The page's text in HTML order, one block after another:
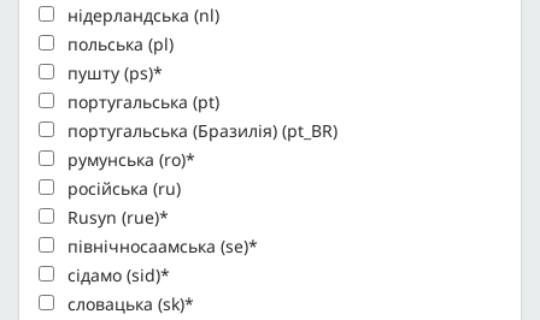
нідерландська (nl)
польська (pl)
пушту (ps)*
португальська (pt)
португальська (Бразилія) (pt_BR)
румунська (ro)*
російська (ru)
Rusyn (rue)*
північносаамська (se)*
сідамо (sid)*
словацька (sk)*